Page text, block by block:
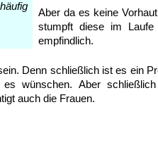
Aber da es keine
stumpft diese im
empfindlich.
Denn schließlich ist es ein
wünschen. Aber
auch die Frauen.